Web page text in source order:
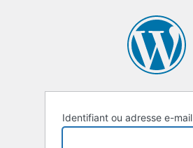
Identifiant ou adresse e-mail